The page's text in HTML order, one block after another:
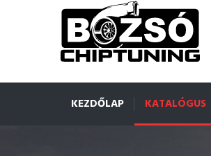
KEZDŐLAP KATALÓGUS